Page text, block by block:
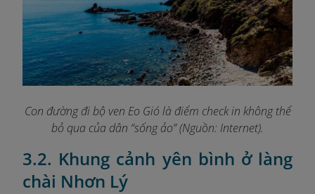
Con đường đi bộ ven Eo Gió là điểm check in không thể
bỏ qua của dân “sống ảo” (Nguồn: Internet).
3.2. Khung cảnh yên bình ở làng
chài Nhơn Lý